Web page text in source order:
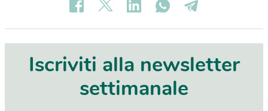
Iscriviti alla newsletter
settimanale